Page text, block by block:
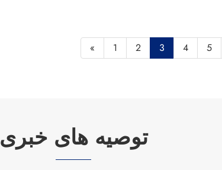
« 1 2 3 4 5
توصیه های خبری